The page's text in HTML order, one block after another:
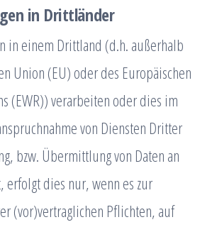
in Drittländer
in einem Drittland (d.h. außerhalb
Union (EU) oder des Europäischen
(EWR)) verarbeiten oder dies im
von Diensten Dritter
bzw. Übermittlung von Daten an
erfolgt dies nur, wenn es zur
(vor)vertraglichen Pflichten, auf